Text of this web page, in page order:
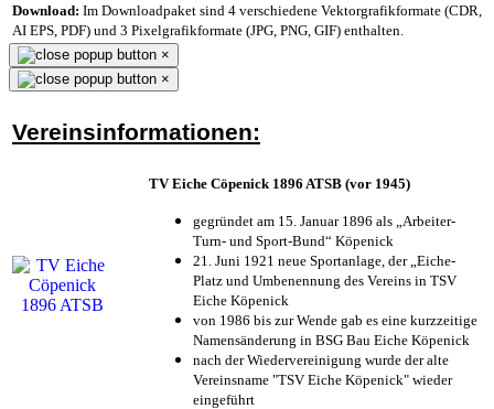
Download: Im Downloadpaket sind 4 verschiedene Vektorgrafikformate (CDR,
AI EPS, PDF) und 3 Pixelgrafikformate (JPG, PNG, GIF) enthalten.
×
×
Vereinsinformationen:
TV Eiche Cöpenick 1896 ATSB (vor 1945)
gegründet am 15. Januar 1896 als „Arbeiter-
Turn- und Sport-Bund“ Köpenick
21. Juni 1921 neue Sportanlage, der „Eiche-
Platz und Umbenennung des Vereins in TSV
Eiche Köpenick
von 1986 bis zur Wende gab es eine kurzzeitige
Namensänderung in BSG Bau Eiche Köpenick
nach der Wiedervereinigung wurde der alte
Vereinsname "TSV Eiche Köpenick" wieder
eingeführt